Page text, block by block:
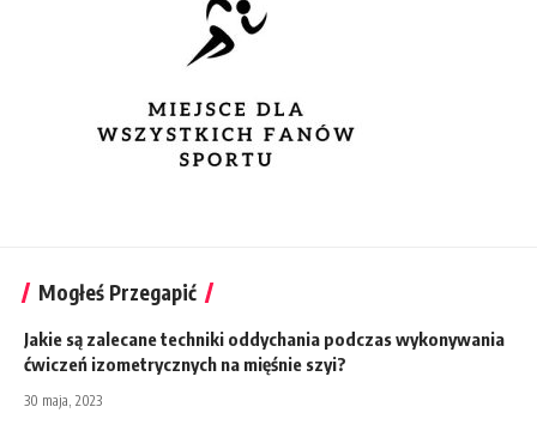
Mogłeś Przegapić
Jakie są zalecane techniki oddychania podczas wykonywania
ćwiczeń izometrycznych na mięśnie szyi?
30 maja, 2023